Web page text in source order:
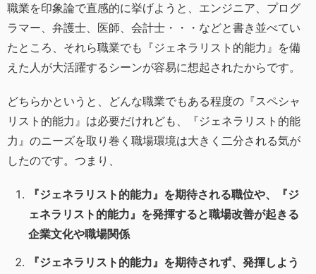
職業を印象論で直感的に挙げようと、エンジニア、プログ
ラマー、弁護士、医師、会計士・・・などと書き並べてい
たところ、それら職業でも『ジェネラリスト的能力』を備
えた人が大活躍するシーンが容易に想起されたからです。
どちらかというと、どんな職業でもある程度の『スペシャ
リスト的能力』は必要だけれども、『ジェネラリスト的能
力』のニーズを取り巻く職場環境は大きく二分される気が
したのです。つまり、
『ジェネラリスト的能力』を期待される職位や、『ジ
ェネラリスト的能力』を発揮すると職場改善が起きる
企業文化や職場関係
『ジェネラリスト的能力』を期待されず、発揮しよう